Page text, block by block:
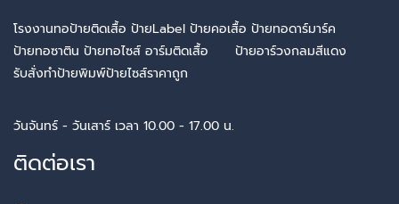
โรงงานทอป้ายติดเสื้อ ป้ายLabel ป้ายคอเสื้อ ป้ายทอดาร์มาร์ค
ป้ายทอซาติน ป้ายทอไซส์ อาร์มติดเสื้อ ป้ายอาร์วงกลมสีแดง
รับสั่งทำป้ายพิมพ์ป้ายไซส์ราคาถูก
วันจันทร์ - วันเสาร์ เวลา 10.00 - 17.00 น.
ติดต่อเรา